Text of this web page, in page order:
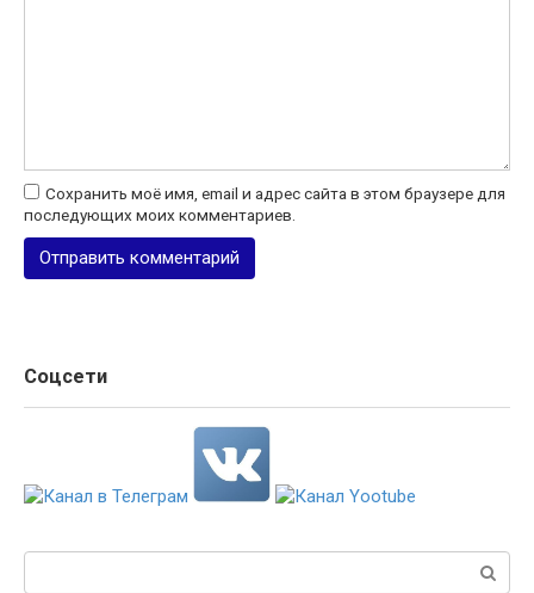
Сохранить моё имя, email и адрес сайта в этом браузере для
последующих моих комментариев.
Соцсети